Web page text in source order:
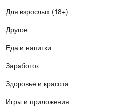
Для взрослых (18+)
Другое
Еда и напитки
Заработок
Здоровье и красота
Игры и приложения